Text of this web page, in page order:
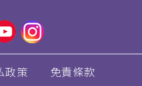
政策
免責條款